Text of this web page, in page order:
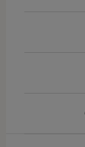
Cena nie